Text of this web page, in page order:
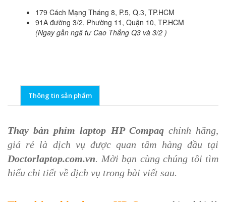
179 Cách Mạng Tháng 8, P.5, Q.3, TP.HCM
91A đường 3/2, Phường 11, Quận 10, TP.HCM
(Ngay gần ngã tư Cao Thắng Q3 và 3/2 )
Thông tin sản phẩm
Thay bàn phím laptop HP Compaqchính hãng,
giá rẻ là dịch vụ được quan tâm hàng đầu tại
Doctorlaptop.com.vn. Mời bạn cùng chúng tôi tìm
hiểu chi tiết về dịch vụ trong bài viết sau.